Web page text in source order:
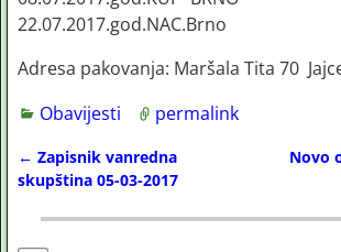
22.07.2017.god.NAC.Brno
Adresa pakovanja: Maršala Tita 70
Obavijesti
permalink
Post navigation
← Zapisnik vanredna
skupština 05-03-2017
Novo